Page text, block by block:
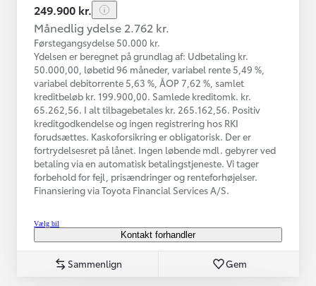
249.900 kr.
Månedlig ydelse 2.762 kr.
Førstegangsydelse 50.000 kr.
Ydelsen er beregnet på grundlag af: Udbetaling kr.
50.000,00, løbetid 96 måneder, variabel rente 5,49 %,
variabel debitorrente 5,63 %, ÅOP 7,62 %, samlet
kreditbeløb kr. 199.900,00. Samlede kreditomk. kr.
65.262,56. I alt tilbagebetales kr. 265.162,56. Positiv
kreditgodkendelse og ingen registrering hos RKI
forudsættes. Kaskoforsikring er obligatorisk. Der er
fortrydelsesret på lånet. Ingen løbende mdl. gebyrer ved
betaling via en automatisk betalingstjeneste. Vi tager
forbehold for fejl, prisændringer og renteforhøjelser.
Finansiering via Toyota Financial Services A/S.
Vælg bil
Kontakt forhandler
Sammenlign Gem